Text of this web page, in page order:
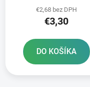
139QMB/QMA
€2,68 bez DPH
€3,30
DO KOŠÍKA